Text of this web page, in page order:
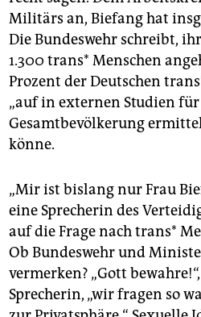
Militärs an, Biefang hat
Die Bundeswehr schreibt,
1.300 trans* Menschen
Prozent der Deutschen
„auf in externen Studien
Gesamtbevölkerung
könne.
„Mir ist bislang nur Frau
eine Sprecherin des
auf die Frage nach trans*
Ob Bundeswehr und
vermerken? „Gott
Sprecherin, „wir fragen so